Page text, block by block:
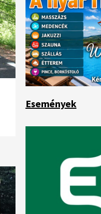
Események